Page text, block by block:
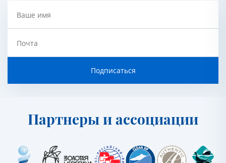
Ваше имя
Почта
Подписаться
Партнеры и ассоциации